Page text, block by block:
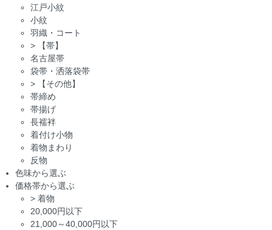
江戸小紋
小紋
羽織・コート
>
【帯】
名古屋帯
袋帯・洒落袋帯
>
【その他】
帯締め
帯揚げ
長襦袢
着付け小物
着物まわり
反物
色味から選ぶ
価格帯から選ぶ
> 着物
20,000円以下
21,000～40,000円以下